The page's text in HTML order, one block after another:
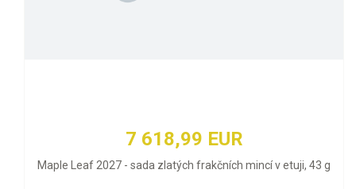
7 618,99 EUR
Maple Leaf 2027 - sada zlatých frakčních mincí v etuji, 43 g